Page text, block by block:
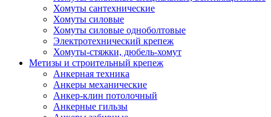
Хомуты сантехнические
Хомуты силовые
Хомуты силовые одноболтовые
Электротехнический крепеж
Хомуты-стяжки, дюбель-хомут
Метизы и строительный крепеж
Анкерная техника
Анкеры механические
Анкер-клин потолочный
Анкерные гильзы